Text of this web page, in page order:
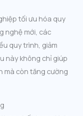
tối ưu hóa quy
nghệ mới, các
quy trình, giảm
này không chỉ giúp
mà còn tăng cường